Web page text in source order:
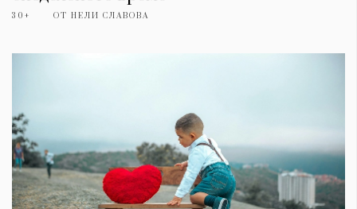
30+ ОТ НЕЛИ СЛАВОВА